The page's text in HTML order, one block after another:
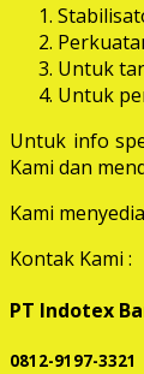
Untuk
Untuk
Untuk info
Kami dan
Kami
Kontak Kami :
PT Indotex
0812-9197-3321